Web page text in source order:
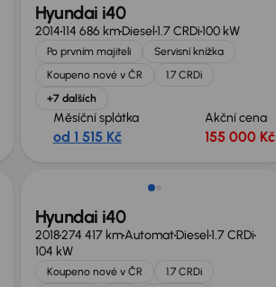
Hyundai i40
2014114 686 kmDiesel1.7 CRDi100 kW
Po prvním majiteli
Servisní knížka
Koupeno nové v ČR
1.7 CRDi
+7 dalších
Měsíční splátka
od 1 515 Kč
Akční cena
155 000 Kč
Hyundai i40
2018274 417 kmAutomatDiesel1.7 CRDi
104 kW
Koupeno nové v ČR
1.7 CRDi